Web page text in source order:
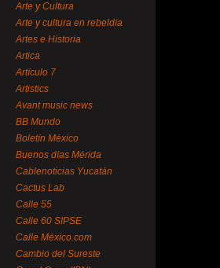
Arte y Cultura
Arte y cultura en rebeldía
Artes e Historia
Artica
Artículo 7
Artistics
Avant music news
BB Mundo
Boletín México
Buenos días Mérida
Cablenoticias Yucatán
Cactus Lab
Calle 55
Calle 60 SIPSE
Calle México.com
Cambio del Sureste